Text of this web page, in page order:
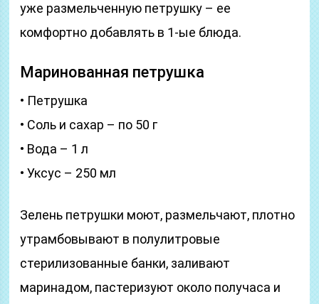
уже размельченную петрушку – ее
комфортно добавлять в 1-ые блюда.
Маринованная петрушка
• Петрушка
• Соль и сахар – по 50 г
• Вода – 1 л
• Уксус – 250 мл
Зелень петрушки моют, размельчают, плотно
утрамбовывают в полулитровые
стерилизованные банки, заливают
маринадом, пастеризуют около получаса и